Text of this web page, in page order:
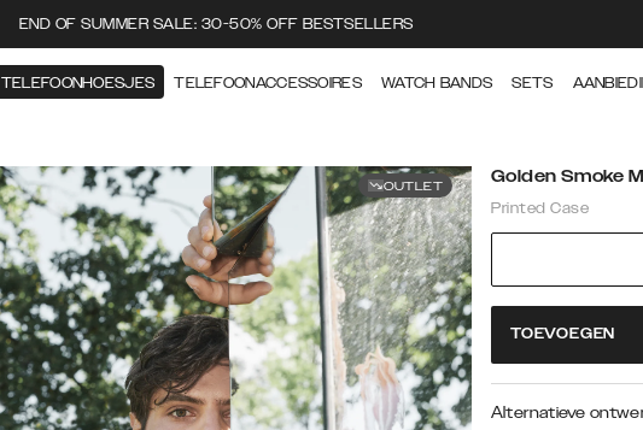
END OF SUMMER SALE: 30-50% OFF BESTSELLERS
TELEFOONHOESJES TELEFOONACCESSOIRES WATCH BANDS SETS
OUTLET Golden Smoke
Printed Case
TOEVOEGEN
Alternatieve